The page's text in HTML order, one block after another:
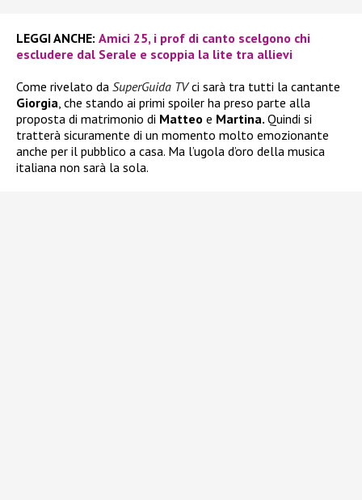
LEGGI ANCHE: Amici 25, i prof di canto scelgono chi
escludere dal Serale e scoppia la lite tra allievi
Come rivelato da SuperGuida TVci sarà tra tutti la cantante
Giorgia, che stando ai primi spoiler ha preso parte alla
proposta di matrimonio di Matteo e Martina. Quindi si
tratterà sicuramente di un momento molto emozionante
anche per il pubblico a casa. Ma l’ugola d’oro della musica
italiana non sarà la sola.